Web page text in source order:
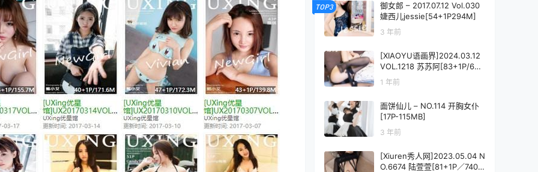
TOP3
御女郎 – 2017.07.12 Vol.030
婕西儿jessie[54+1P294M]
3 年前
[XIAOYU语画界]2024.03.12
VOL.1218 苏苏阿[83+1P/685
MB]
1 年前
面饼仙儿 – NO.114 开胸女仆
[17P-115MB]
3 年前
[Xiuren秀人网]2023.05.04 N
O.6674 陆萱萱[81+1P／740M